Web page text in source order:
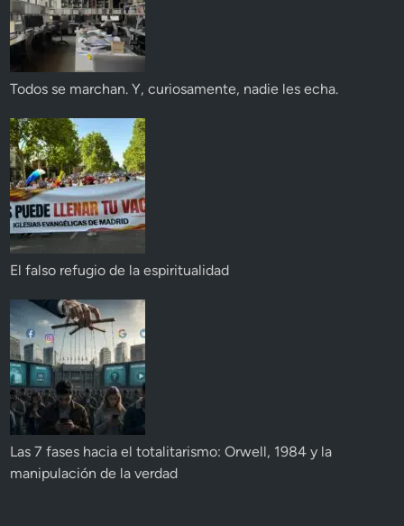
Todos se marchan. Y, curiosamente, nadie les echa.
El falso refugio de la espiritualidad
Las 7 fases hacia el totalitarismo: Orwell, 1984 y la
manipulación de la verdad